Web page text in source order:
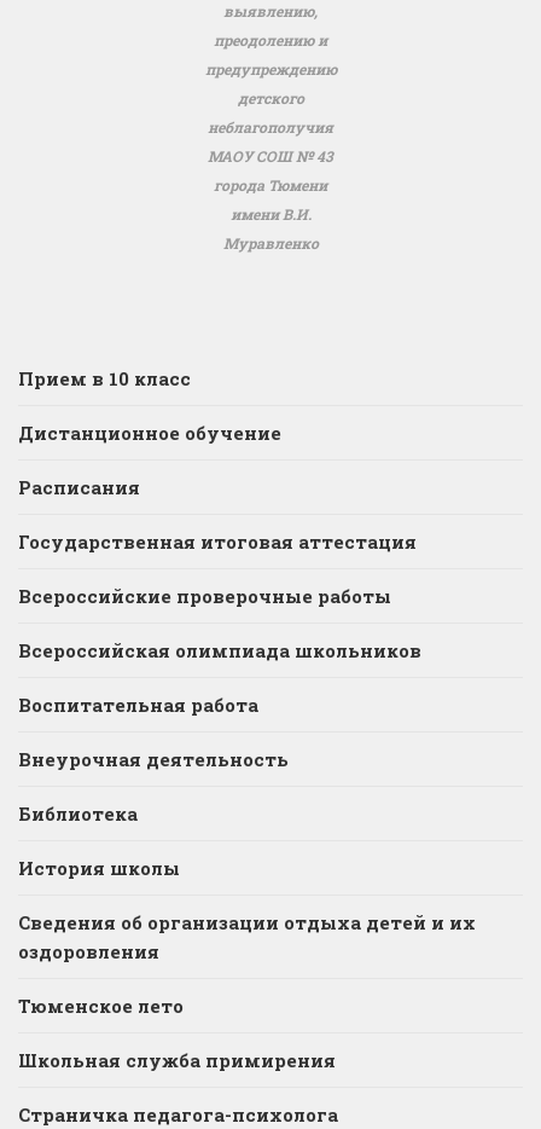
выявлению,
преодолению и
предупреждению
детского
неблагополучия
МАОУ СОШ № 43
города Тюмени
имени В.И.
Муравленко
Прием в 10 класс
Дистанционное обучение
Расписания
Государственная итоговая аттестация
Всероссийские проверочные работы
Всероссийская олимпиада школьников
Воспитательная работа
Внеурочная деятельность
Библиотека
История школы
Сведения об организации отдыха детей и их
оздоровления
Тюменское лето
Школьная служба примирения
Страничка педагога-психолога